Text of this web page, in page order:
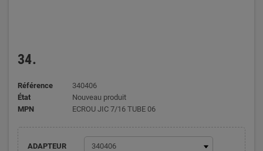
34.
Référence
340406
État
Nouveau produit
MPN
ECROU JIC 7/16 TUBE 06
ADAPTEUR